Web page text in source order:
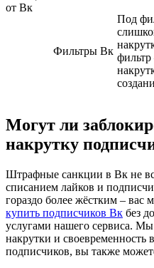
от Вк
Фильтры Вк
Под
фильтр
Могут ли
накрутку
Штрафные санкции в Вк не
списанием лайков и
гораздо более жёстким –
купить подписчиков Вк без
услугами нашего сервиса. Мы
накрутки и
подписчиков, вы также